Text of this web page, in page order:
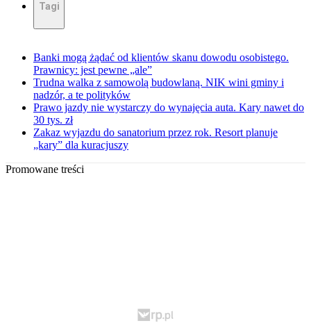
Tagi
Banki mogą żądać od klientów skanu dowodu osobistego.
Prawnicy: jest pewne „ale”
Trudna walka z samowolą budowlaną. NIK wini gminy i
nadzór, a te polityków
Prawo jazdy nie wystarczy do wynajęcia auta. Kary nawet do
30 tys. zł
Zakaz wyjazdu do sanatorium przez rok. Resort planuje
„kary” dla kuracjuszy
Promowane treści